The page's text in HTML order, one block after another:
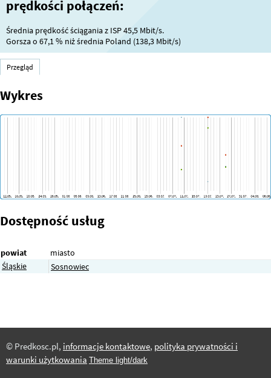
prędkości połączeń:
Średnia prędkość ściągania z ISP 45,5 Mbit/s.
Gorsza o 67,1 % niż średnia Poland (138,3 Mbit/s)
Przegląd
Wykres
Dostępność usług
powiat
miasto
Śląskie
Sosnowiec
© Predkosc.pl, informacje kontaktowe, polityka prywatności i
warunki użytkowania Theme light/dark